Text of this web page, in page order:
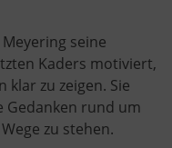
seine
Kaders motiviert,
klar zu zeigen. Sie
rund um
zu stehen.